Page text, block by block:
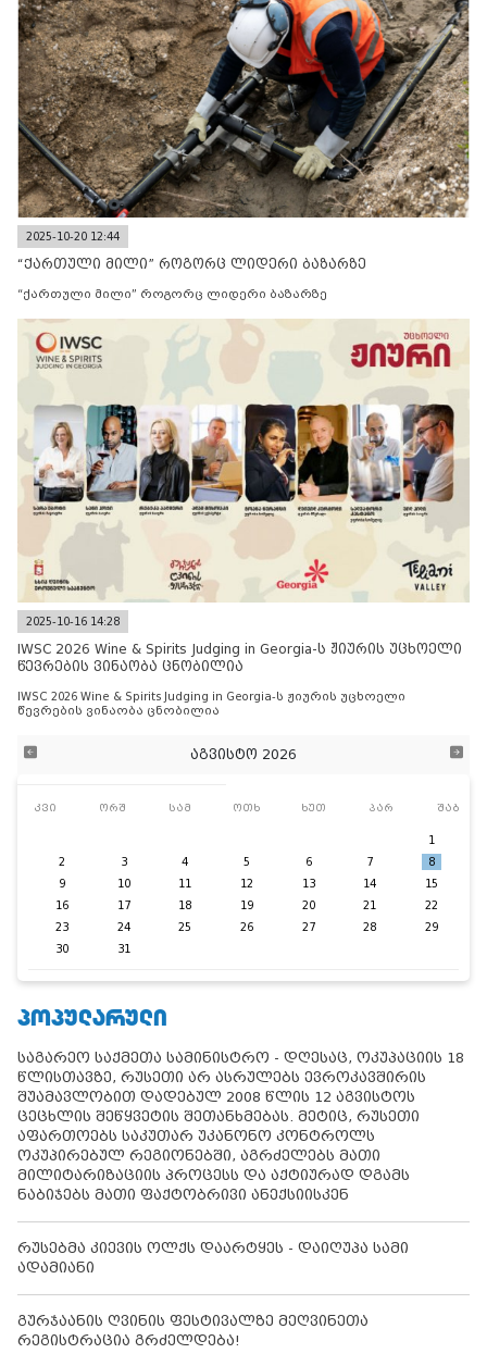
2025-10-20 12:44
“ქართული მილი” როგორც ლიდერი ბაზარზე
“ქართული მილი” როგორც ლიდერი ბაზარზე
2025-10-16 14:28
IWSC 2026 Wine & Spirits Judging in Georgia-ს ჟიურის უცხოელი
წევრების ვინაობა ცნობილია
IWSC 2026 Wine & Spirits Judging in Georgia-ს ჟიურის უცხოელი
წევრების ვინაობა ცნობილია
აგვისტო 2026
კვი ორშ სამ ოთხ ხუთ პარ შაბ
1
2
3 4 5 6 7
8
9
10 11 12 13 14
15
16
17 18 19 20 21
22
23
24 25 26 27 28
29
30
31
ᲞᲝᲞᲣᲚᲐᲠᲣᲚᲘ
საგარეო საქმეთა სამინისტრო - დღესაც, ოკუპაციის 18
წლისთავზე, რუსეთი არ ასრულებს ევროკავშირის
შუამავლობით დადებულ 2008 წლის 12 აგვისტოს
ცეცხლის შეწყვეტის შეთანხმებას. მეტიც, რუსეთი
აფართოებს საკუთარ უკანონო კონტროლს
ოკუპირებულ რეგიონებში, აგრძელებს მათი
მილიტარიზაციის პროცესს და აქტიურად დგამს
ნაბიჯებს მათი ფაქტობრივი ანექსიისკენ
რუსებმა კიევის ოლქს დაარტყეს - დაიღუპა სამი
ადამიანი
გურჯაანის ღვინის ფესტივალზე მეღვინეთა
რეგისტრაცია გრძელდება!